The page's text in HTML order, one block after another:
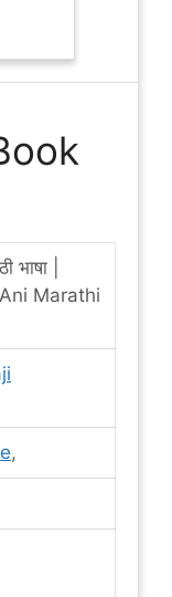
भाषा |
Marathi
,